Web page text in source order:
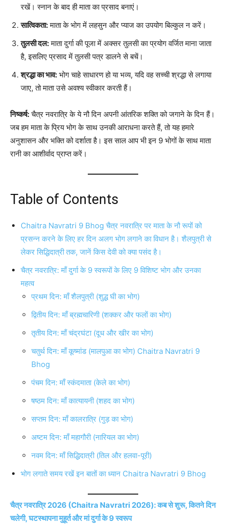
रखें। स्नान के बाद ही माता का प्रसाद बनाएं।
सात्विकता:माता के भोग में लहसुन और प्याज का उपयोग बिल्कुल न करें।
तुलसी दल:माता दुर्गा की पूजा में अक्सर तुलसी का प्रयोग वर्जित माना जाता
है, इसलिए प्रसाद में तुलसी पत्र डालने से बचें।
श्रद्धा का भाव: भोग चाहे साधारण हो या भव्य, यदि वह सच्ची श्रद्धा से लगाया
जाए, तो माता उसे अवश्य स्वीकार करती हैं।
निष्कर्ष:चैत्र नवरात्रि के ये नौ दिन अपनी आंतरिक शक्ति को जगाने के दिन हैं।
जब हम माता के प्रिय भोग के साथ उनकी आराधना करते हैं, तो यह हमारे
अनुशासन और भक्ति को दर्शाता है। इस साल आप भी इन 9 भोगों के साथ माता
रानी का आशीर्वाद प्राप्त करें।
Table of Contents
Chaitra Navratri 9 Bhog चैत्र नवरात्रि पर माता के नौ रूपों को
प्रसन्न करने के लिए हर दिन अलग भोग लगाने का विधान है। शैलपुत्री से
लेकर सिद्धिदात्री तक, जानें किस देवी को क्या पसंद है।
चैत्र नवरात्रि: माँ दुर्गा के 9 स्वरूपों के लिए 9 विशिष्ट भोग और उनका
महत्व
प्रथम दिन: माँ शैलपुत्री (शुद्ध घी का भोग)
द्वितीय दिन: माँ ब्रह्मचारिणी (शक्कर और फलों का भोग)
तृतीय दिन: माँ चंद्रघंटा (दूध और खीर का भोग)
चतुर्थ दिन: माँ कूष्मांड (मालपुआ का भोग) Chaitra Navratri 9
Bhog
पंचम दिन: माँ स्कंदमाता (केले का भोग)
षष्ठम दिन: माँ कात्यायनी (शहद का भोग)
सप्तम दिन: माँ कालरात्रि (गुड़ का भोग)
अष्टम दिन: माँ महागौरी (नारियल का भोग)
नवम दिन: माँ सिद्धिदात्री (तिल और हलवा-पूरी)
भोग लगाते समय रखें इन बातों का ध्यान Chaitra Navratri 9 Bhog
चैत्र नवरात्रि 2026 (Chaitra Navratri 2026): कब से शुरू, कितने दिन
चलेगी, घटस्थापना मुहूर्त और मां दुर्गा के 9 स्वरूप